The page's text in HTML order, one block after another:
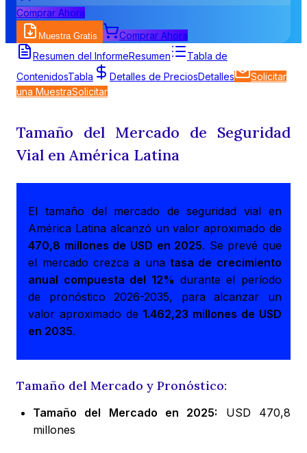
Comprar Ahora
Muestra Gratis
Comprar Ahora
Resumen del InformeResumen
Tabla de
ContenidosTabla Detalles de PreciosDetalles
Solicitar
una MuestraSolicitar
Tamaño del Mercado de Seguridad
Vial en América Latina
El tamaño del mercado de seguridad vial en
América Latina alcanzó un valor aproximado de
470,8 millones de USD en 2025. Se prevé que
el mercado crezca a una tasa de crecimiento
anual compuesta del 12% durante el período
de pronóstico 2026-2035, para alcanzar un
valor aproximado de 1.462,23 millones de USD
en 2035.
Tamaño del Mercado y Pronóstico:
Tamaño del Mercado en 2025: USD 470,8
millones